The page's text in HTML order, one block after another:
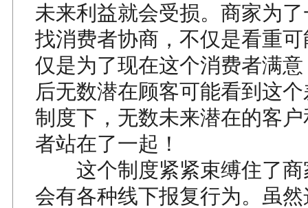
未来利益就会受损。商家为
找消费者协商，不仅是看重
仅是为了现在这个消费者满
后无数潜在顾客可能看到这
制度下，无数未来潜在的客
者站在了一起！
这个制度紧紧束缚住了商
会有各种线下报复行为。虽